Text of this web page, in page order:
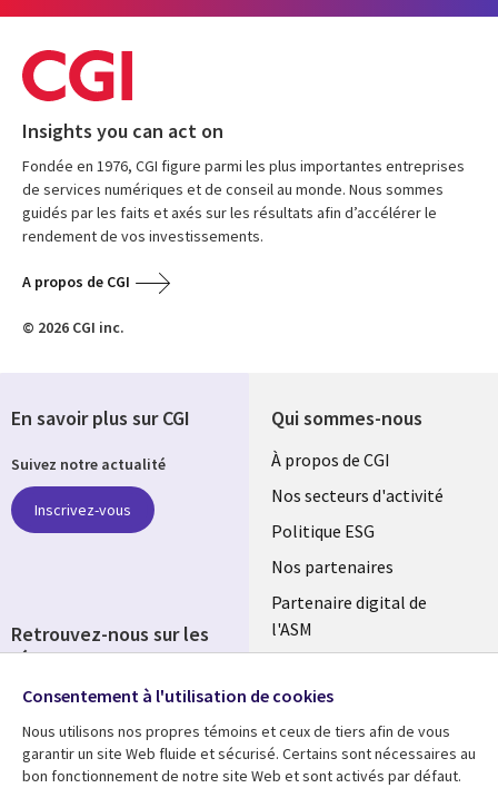
Insights you can act on
Fondée en 1976, CGI figure parmi les plus importantes entreprises
de services numériques et de conseil au monde. Nous sommes
guidés par les faits et axés sur les résultats afin d’accélérer le
rendement de vos investissements.
A propos de CGI
© 2026 CGI inc.
Qui sommes-nous
Useful
links
FRANCE
À propos de CGI
Nos secteurs d'activité
Politique ESG
Nos partenaires
Partenaire digital de
l'ASM
Fusions
En savoir plus sur CGI
Suivez notre actualité
Inscrivez-vous
Retrouvez-nous sur les
réseaux
Social
Media
FRANCE
Consentement à l'utilisation de cookies
Nous utilisons nos propres témoins et ceux de tiers afin de vous
garantir un site Web fluide et sécurisé. Certains sont nécessaires au
bon fonctionnement de notre site Web et sont activés par défaut.